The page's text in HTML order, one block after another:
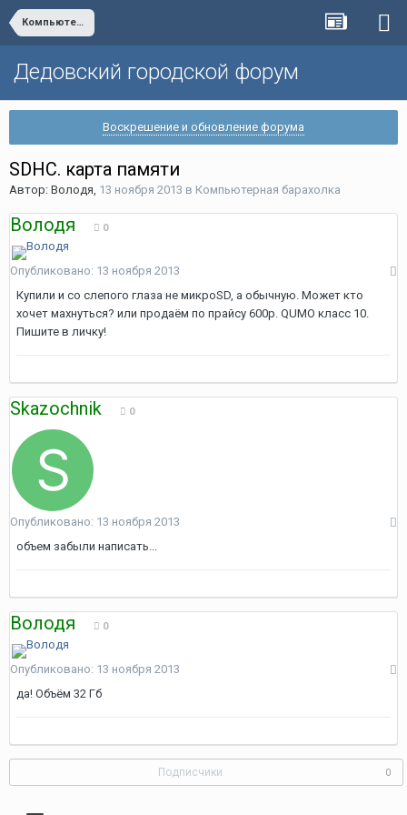
Компьютерная барахолка
Дедовский городской форум
Воскрешение и обновление форума
SDHC. карта памяти
Автор: Володя, 13 ноября 2013 в Компьютерная барахолка
Володя 0
Опубликовано: 13 ноября 2013
Купили и со слепого глаза не микроSD, а обычную. Может кто
хочет махнуться? или продаём по прайсу 600р. QUMO класс 10.
Пишите в личку!
Skazochnik 0
Опубликовано: 13 ноября 2013
объем забыли написать...
Володя 0
Опубликовано: 13 ноября 2013
да! Объём 32 Гб
Подписчики 0